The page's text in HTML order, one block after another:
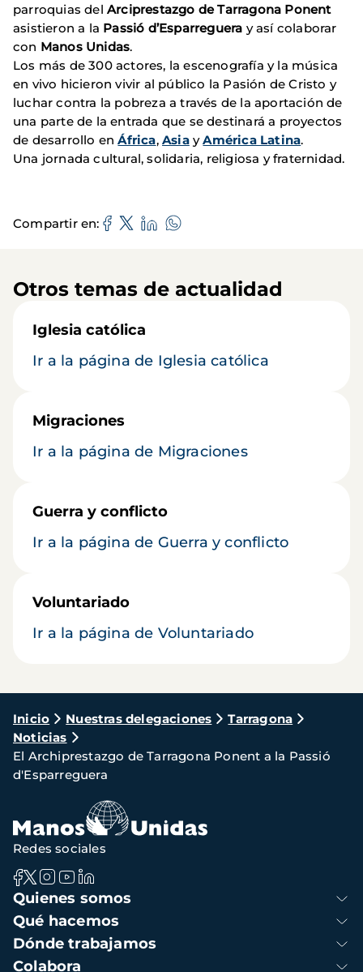
parroquias del Arciprestazgo de Tarragona Ponent
asistieron a la Passió d’Esparreguera y así colaborar
con Manos Unidas.
Los más de 300 actores, la escenografía y la música
en vivo hicieron vivir al público la Pasión de Cristo y
luchar contra la pobreza a través de la aportación de
una parte de la entrada que se destinará a proyectos
de desarrollo enÁfrica,AsiayAmérica Latina.
Una jornada cultural, solidaria, religiosa y fraternidad.
Compartir en
Otros temas de actualidad
Iglesia católica
Ir a la página de Iglesia católica
Migraciones
Ir a la página de Migraciones
Guerra y conflicto
Ir a la página de Guerra y conflicto
Voluntariado
Ir a la página de Voluntariado
Ruta
de
navegación
Inicio Nuestras delegaciones
Tarragona
Noticias
El Archiprestazgo de Tarragona Ponent a la Passió
d'Esparreguera
Navegación
principal
Quienes somos
Qué hacemos
Dónde trabajamos
Colabora
Redes sociales